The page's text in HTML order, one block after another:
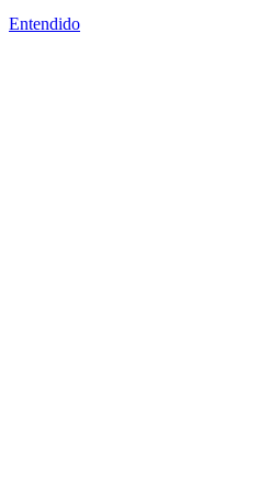
Entendido